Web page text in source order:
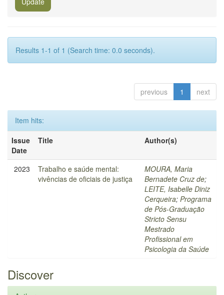
Results 1-1 of 1 (Search time: 0.0 seconds).
previous 1 next
Item hits:
Issue
Date
Title Author(s)
2023
Trabalho e saúde mental:
vivências de oficiais de justiça
MOURA, Maria
Bernadete Cruz de;
LEITE, Isabelle Diniz
Cerqueira; Programa
de Pós-Graduação
Stricto Sensu
Mestrado
Profissional em
Psicologia da Saúde
Discover